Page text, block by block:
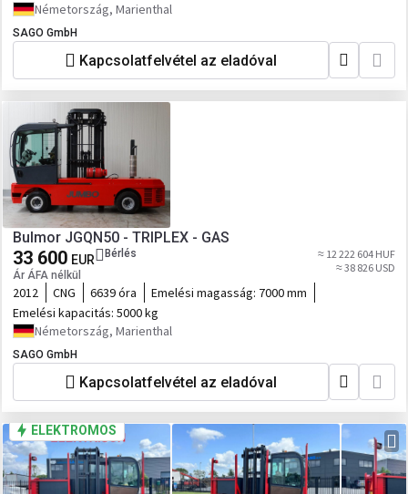
Németország, Marienthal
SAGO GmbH
Kapcsolatfelvétel az eladóval
Bulmor JGQN50 - TRIPLEX - GAS
33 600 EUR
Ár ÁFA nélkül
Bérlés
≈ 12 222 604 HUF
≈ 38 826 USD
2012 CNG 6639 óra Emelési magasság: 7000 mm
Emelési kapacitás: 5000 kg
Németország, Marienthal
SAGO GmbH
Kapcsolatfelvétel az eladóval
ELEKTROMOS